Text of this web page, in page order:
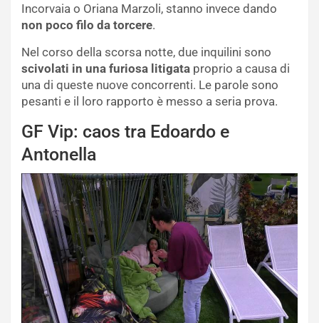
Incorvaia o Oriana Marzoli, stanno invece dando
non poco filo da torcere.
Nel corso della scorsa notte, due inquilini sono
scivolati in una furiosa litigata proprio a causa di
una di queste nuove concorrenti. Le parole sono
pesanti e il loro rapporto è messo a seria prova.
GF Vip: caos tra Edoardo e
Antonella